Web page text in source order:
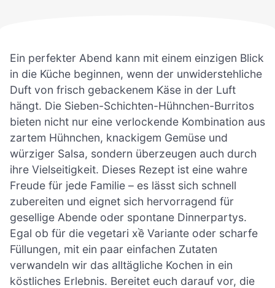
Ein perfekter Abend kann mit einem einzigen Blick
in die Küche beginnen, wenn der unwiderstehliche
Duft von frisch gebackenem Käse in der Luft
hängt. Die Sieben-Schichten-Hühnchen-Burritos
bieten nicht nur eine verlockende Kombination aus
zartem Hühnchen, knackigem Gemüse und
würziger Salsa, sondern überzeugen auch durch
ihre Vielseitigkeit. Dieses Rezept ist eine wahre
Freude für jede Familie – es lässt sich schnell
zubereiten und eignet sich hervorragend für
gesellige Abende oder spontane Dinnerpartys.
Egal ob für die vegetari хề Variante oder scharfe
Füllungen, mit ein paar einfachen Zutaten
verwandeln wir das alltägliche Kochen in ein
köstliches Erlebnis. Bereitet euch darauf vor, die